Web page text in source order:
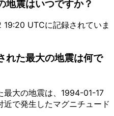
地震はいつですか？
UTCに記録されていま
れた最大の地震は何で
最大の地震は、1994-01-17
で発生したマグニチュード